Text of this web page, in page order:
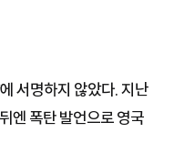
서명하지 않았다. 지난
엔 폭탄 발언으로 영국